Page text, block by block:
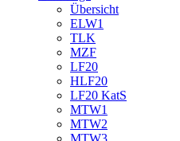
Übersicht
ELW1
TLK
MZF
LF20
HLF20
LF20 KatS
MTW1
MTW2
MTW3